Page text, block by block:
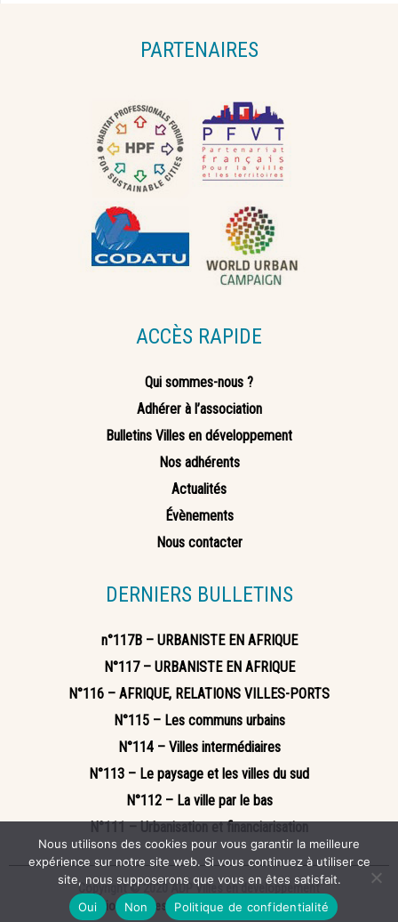
PARTENAIRES
ACCÈS RAPIDE
Qui sommes-nous ?
Adhérer à l’association
Bulletins Villes en développement
Nos adhérents
Actualités
Évènements
Nous contacter
DERNIERS BULLETINS
n°117B – URBANISTE EN AFRIQUE
N°117 – URBANISTE EN AFRIQUE
N°116 – AFRIQUE, RELATIONS VILLES-PORTS
N°115 – Les communs urbains
N°114 – Villes intermédiaires
N°113 – Le paysage et les villes du sud
N°112 – La ville par le bas
N°111 – Urbanisation et financiarisation
Copyright © 2020 ADP Villes en développement
Mentions légales
Politique de confidentialité
Nous utilisons des cookies pour vous garantir la meilleure
expérience sur notre site web. Si vous continuez à utiliser ce
site, nous supposerons que vous en êtes satisfait.
Oui
Non Politique de confidentialité